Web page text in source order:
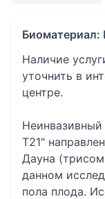
Биоматериал:
Наличие
уточнить в
центре.
Т21"
Дауна
данном
пола плода.